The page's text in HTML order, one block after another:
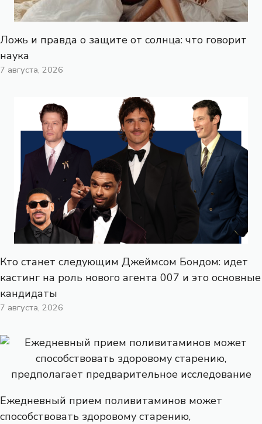
Ложь и правда о защите от солнца: что говорит
наука
7 августа, 2026
Кто станет следующим Джеймсом Бондом: идет
кастинг на роль нового агента 007 и это основные
кандидаты
7 августа, 2026
Ежедневный прием поливитаминов может
способствовать здоровому старению,